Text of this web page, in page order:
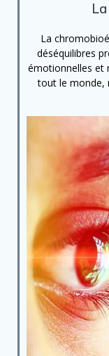
La
déséquilibres
émotionnelles et
tout le monde,